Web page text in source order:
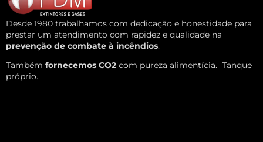
Desde 1980 trabalhamos com dedicação e honestidade para
prestar um atendimento com rapidez e qualidade na
prevenção de combate à incêndios.
Também fornecemos CO2 com pureza alimentícia. Tanque
próprio.